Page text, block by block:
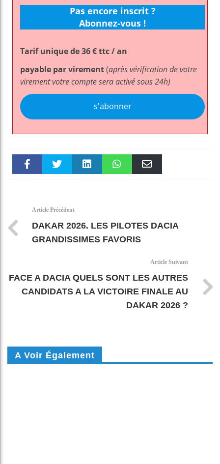
Pas encore inscrit ?
Abonnez-vous !
Tarif unique de 36 € ttc / an
payable par virement(après vérification de votre
virement votre compte sera activé sous 24h)
s'abonner
Article Précédent
DAKAR 2026. LES PILOTES DACIA
GRANDISSIMES FAVORIS
Article Suivant
FACE A DACIA QUELS SONT LES AUTRES
CANDIDATS A LA VICTOIRE FINALE AU
DAKAR 2026 ?
A Voir Également